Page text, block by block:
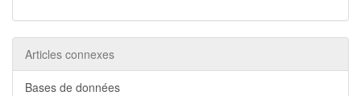
Articles connexes
Bases de données